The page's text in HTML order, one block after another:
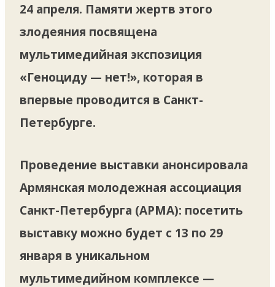
24 апреля. Памяти жертв этого
злодеяния посвящена
мультимедийная экспозиция
«Геноциду — нет!», которая в
впервые проводится в Санкт-
Петербурге.
Проведение выставки анонсировала
Армянская молодежная ассоциация
Санкт-Петербурга (АРМА): посетить
выставку можно будет с 13 по 29
января в уникальном
мультимедийном комплексе —